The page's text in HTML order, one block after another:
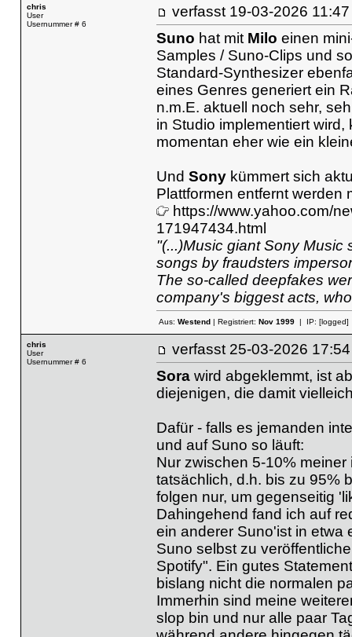
chris
User
Usernummer # 6
verfasst 19-03-2026
Suno hat mit Milo einen
Samples / Suno-Clips und
Standard-Synthesizer
eines Genres generiert ein
n.m.E. aktuell noch sehr,
in Studio implementiert
momentan eher wie ein
Und Sonykümmert sich
Plattformen entfernt werden
https://www.yahoo.com/
171947434.html
"(...)Music giant Sony Music
songs by fraudsters
The so-called deepfakes
company's biggest acts,
Aus: Westend| Registriert: Nov 1999| IP: [logged]
chris
User
Usernummer # 6
verfasst 25-03-2026
Sorawird abgeklemmt, ist
diejenigen, die damit
Dafür - falls es jemanden
und auf Suno so läuft:
Nur zwischen 5-10%
tatsächlich, d.h. bis zu 95%
folgen nur, um gegenseitig
Dahingehend fand ich auf
ein anderer Suno'ist in etwa
Suno selbst zu
Spotify". Ein gutes
bislang nicht die normalen
Immerhin sind meine
slop bin und nur alle paar